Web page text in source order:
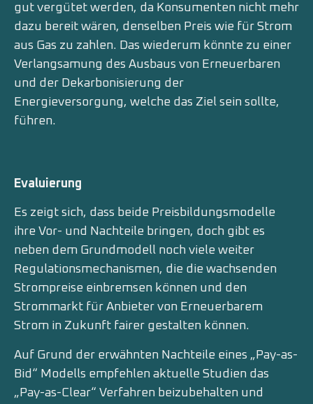
gut vergütet werden, da Konsumenten nicht mehr
dazu bereit wären, denselben Preis wie für Strom
aus Gas zu zahlen. Das wiederum könnte zu einer
Verlangsamung des Ausbaus von Erneuerbaren
und der Dekarbonisierung der
Energieversorgung, welche das Ziel sein sollte,
führen.
Evaluierung
Es zeigt sich, dass beide Preisbildungsmodelle
ihre Vor- und Nachteile bringen, doch gibt es
neben dem Grundmodell noch viele weiter
Regulationsmechanismen, die die wachsenden
Strompreise einbremsen können und den
Strommarkt für Anbieter von Erneuerbarem
Strom in Zukunft fairer gestalten können.
Auf Grund der erwähnten Nachteile eines „Pay-as-
Bid“ Modells empfehlen aktuelle Studien das
„Pay-as-Clear“ Verfahren beizubehalten und